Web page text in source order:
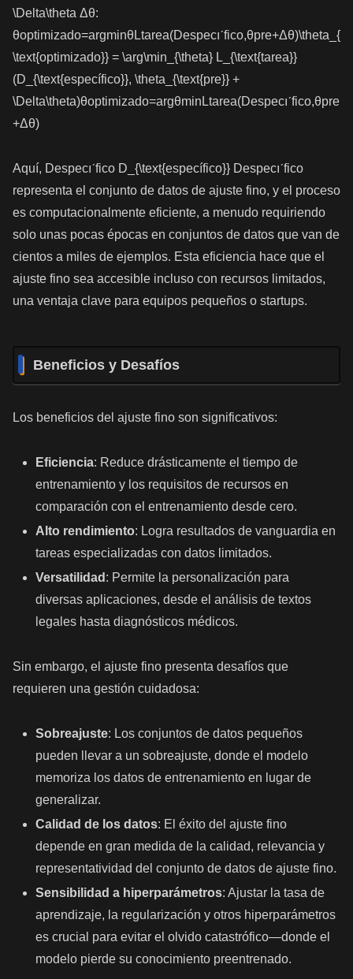
\Delta\theta Δθ:
θoptimizado=arg⁡min⁡θLtarea(Despecıˊfico,θpre+Δθ)\theta_{
\text{optimizado}} = \arg\min_{\theta} L_{\text{tarea}}
(D_{\text{específico}}, \theta_{\text{pre}} +
\Delta\theta)θoptimizado​=argθmin​Ltarea​(Despecıˊfico​,θpre​
+Δθ)
Aquí, Despecıˊfico D_{\text{específico}} Despecıˊfico​
representa el conjunto de datos de ajuste fino, y el proceso
es computacionalmente eficiente, a menudo requiriendo
solo unas pocas épocas en conjuntos de datos que van de
cientos a miles de ejemplos. Esta eficiencia hace que el
ajuste fino sea accesible incluso con recursos limitados,
una ventaja clave para equipos pequeños o startups.
Beneficios y Desafíos
Los beneficios del ajuste fino son significativos:
Eficiencia: Reduce drásticamente el tiempo de
entrenamiento y los requisitos de recursos en
comparación con el entrenamiento desde cero.
Alto rendimiento: Logra resultados de vanguardia en
tareas especializadas con datos limitados.
Versatilidad : Permite la personalización para
diversas aplicaciones, desde el análisis de textos
legales hasta diagnósticos médicos.
Sin embargo, el ajuste fino presenta desafíos que
requieren una gestión cuidadosa:
Sobreajuste: Los conjuntos de datos pequeños
pueden llevar a un sobreajuste, donde el modelo
memoriza los datos de entrenamiento en lugar de
generalizar.
Calidad de los datos: El éxito del ajuste fino
depende en gran medida de la calidad, relevancia y
representatividad del conjunto de datos de ajuste fino.
Sensibilidad a hiperparámetros: Ajustar la tasa de
aprendizaje, la regularización y otros hiperparámetros
es crucial para evitar el olvido catastrófico—donde el
modelo pierde su conocimiento preentrenado.